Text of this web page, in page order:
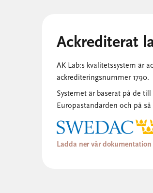
Ackrediterat
AK Lab:s kvalitetssystem är
ackrediteringsnummer 1790.
Systemet är baserat på de
Europastandarden och på
Ladda ner vår dokumentation